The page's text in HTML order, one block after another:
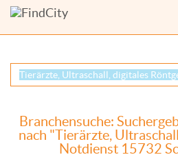
Branchensuche:
nach "Tierärzte,
Notdienst 15732